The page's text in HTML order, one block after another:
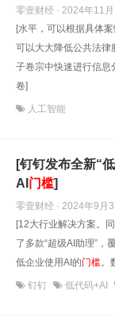
零壹财经 · 2024年11
[水平，可以根据具体
可以大大降低公共法律
子卷宗中快速进行信息
卷]
人工智能
[钉钉发布全新“
AI 门槛]
零壹财经 · 2024年9月3
[12大行业解决方案。
了多款“超级AI助理”，
低企业使用AI的门槛。
钉钉 低代码+AI